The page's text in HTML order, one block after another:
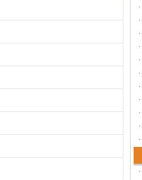
·
·
·
·
·
·
·
·
·
·
·
·